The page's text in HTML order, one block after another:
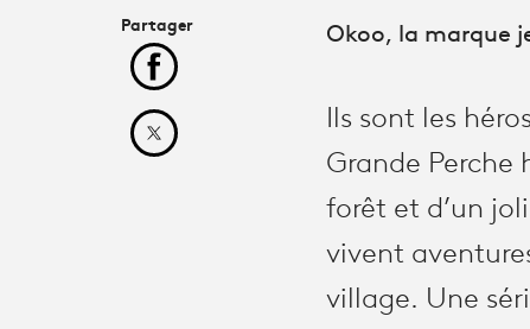
Okoo, la marque
Ils sont les
Grande Perche
forêt et d’un
vivent
village. Une
Partager
Partager cet article sur Facebook
Partager cet article sur X